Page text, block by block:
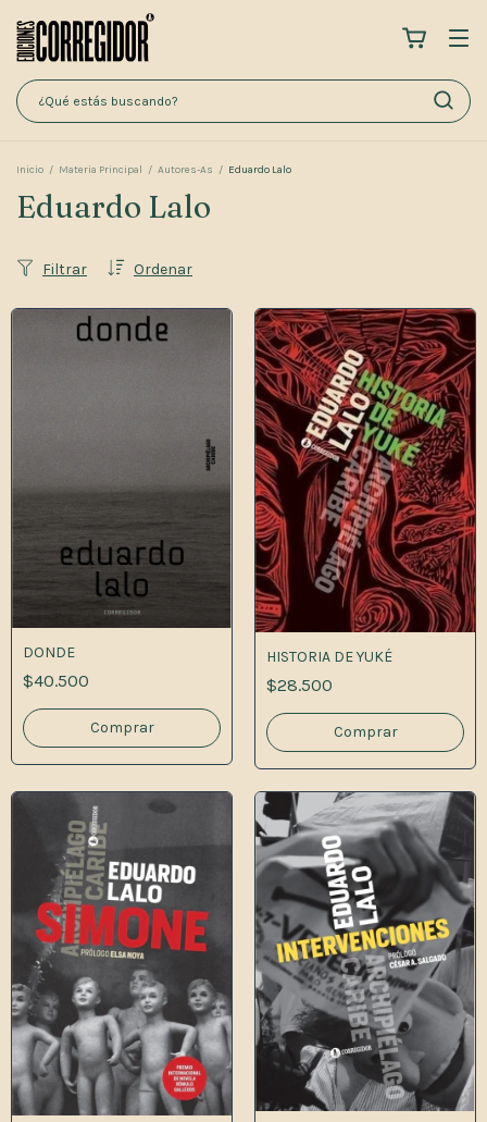
Inicio / Materia Principal / Autores-As / Eduardo Lalo
Eduardo Lalo
Ordenar
Filtrar
DONDE
$40.500
HISTORIA DE YUKÉ
$28.500